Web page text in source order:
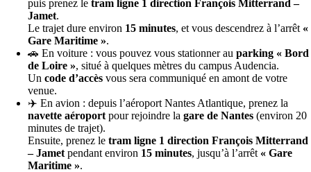
puis prenez le tram ligne 1 direction François Mitterrand –
Jamet.
Le trajet dure environ 15 minutes, et vous descendrez à l’arrêt «
Gare Maritime ».
🚗 En voiture : vous pouvez vous stationner au parking « Bord
de Loire », situé à quelques mètres du campus Audencia.
Un code d’accès vous sera communiqué en amont de votre
venue.
✈️ En avion : depuis l’aéroport Nantes Atlantique, prenez la
navette aéroport pour rejoindre la gare de Nantes (environ 20
minutes de trajet).
Ensuite, prenez le tram ligne 1 direction François Mitterrand
– Jamet pendant environ 15 minutes, jusqu’à l’arrêt « Gare
Maritime ».